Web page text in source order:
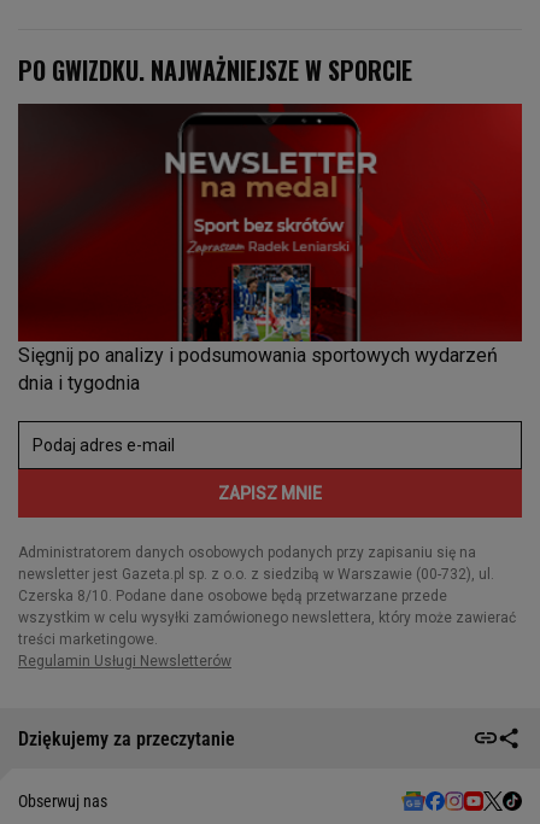
Dziękujemy za przeczytanie
Obserwuj nas